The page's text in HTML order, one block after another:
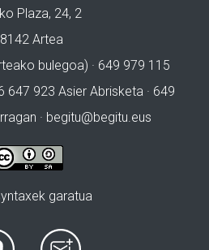
Plaza, 24, 2
Artea
bulegoa) · 649 979 115
647 923 Asier Abrisketa · 649
· begitu@begitu.eus
garatua